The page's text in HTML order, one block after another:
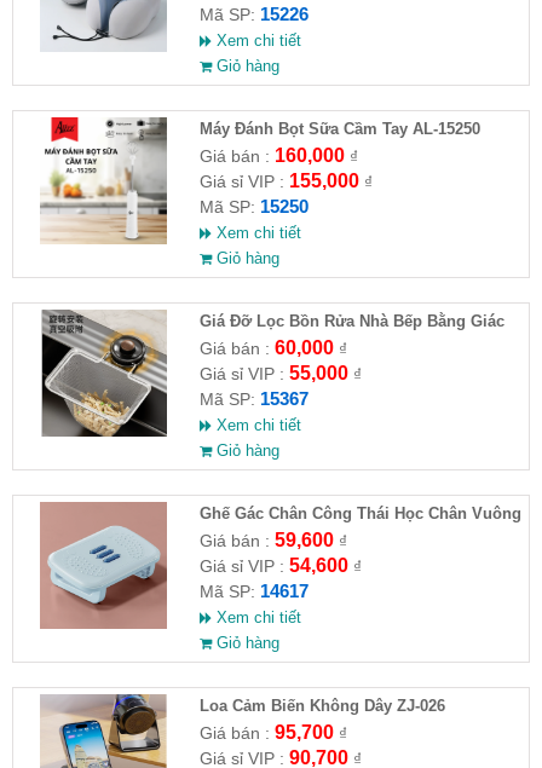
Mã SP: 15226
Xem chi tiết
Giỏ hàng
Máy Đánh Bọt Sữa Cầm Tay AL-15250
Giá bán : 160,000₫
Giá sỉ VIP : 155,000₫
Mã SP: 15250
Xem chi tiết
Giỏ hàng
Giá Đỡ Lọc Bồn Rửa Nhà Bếp Bằng Giác
Hút (Kèm 50 Túi Lọc)
Giá bán : 60,000₫
Giá sỉ VIP : 55,000₫
Mã SP: 15367
Xem chi tiết
Giỏ hàng
Ghế Gác Chân Công Thái Học Chân Vuông
Giá bán : 59,600₫
Giá sỉ VIP : 54,600₫
Mã SP: 14617
Xem chi tiết
Giỏ hàng
Loa Cảm Biến Không Dây ZJ-026
Giá bán : 95,700₫
Giá sỉ VIP : 90,700₫